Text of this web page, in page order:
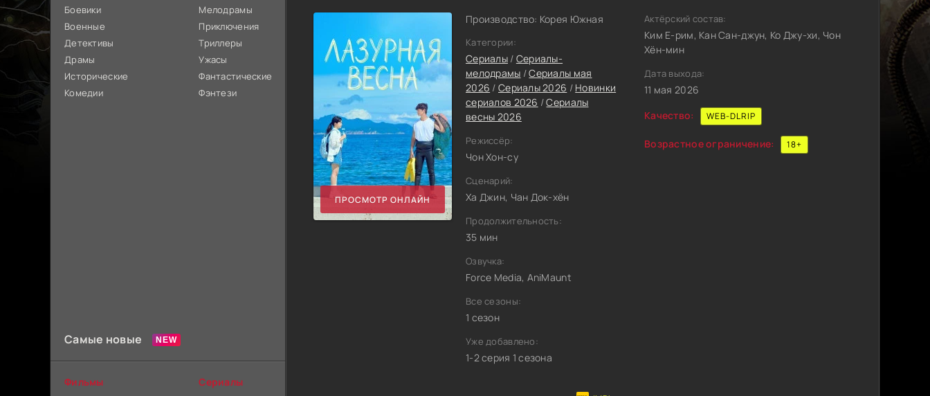
ПРОСМОТР ОНЛАЙН
Производство: Корея Южная
Категории:
Сериалы/ Сериалы-
мелодрамы /Сериалы мая
2026 / Сериалы 2026 / Новинки
сериалов 2026 /Сериалы
весны 2026
Режиссёр:
Чон Хон-су
Сценарий:
Ха Джин, Чан Док-хён
Продолжительность:
35 мин
Озвучка:
Force Media, AniMaunt
Все сезоны:
1 сезон
Уже добавлено:
1-2 серия 1 сезона
Актёрский состав:
Ким Е-рим, Кан Сан-джун, Ко Джу-хи, Чон
Хён-мин
Дата выхода:
11 мая 2026
Качество:
WEB-DLRIP
Возрастное ограничение: 18+
Боевики
Военные
Детективы
Драмы
Исторические
Комедии
Мелодрамы
Приключения
Триллеры
Ужасы
Фантастические
Фэнтези
Самые новые
Фильмы Сериалы